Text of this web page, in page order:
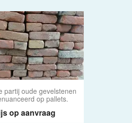
partij oude gevelstenen
op pallets.
op aanvraag